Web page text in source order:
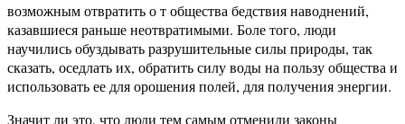
возможным отвратить о т общества бедствия наводнений,
казавшиеся раньше неотвратимыми. Боле того, люди
научились обуздывать разрушительные силы природы, так
сказать, оседлать их, обратить силу воды на пользу общества и
использовать ее для орошения полей, для получения энергии.
Значит ли это, что люди тем самым отменили законы